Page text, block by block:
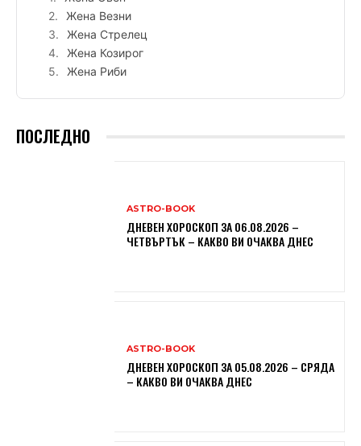
Жена Везни
Жена Стрелец
Жена Козирог
Жена Риби
ПОСЛЕДНО
ASTRO-BOOK
ДНЕВЕН ХОРОСКОП ЗА 06.08.2026 –
ЧЕТВЪРТЪК – КАКВО ВИ ОЧАКВА ДНЕС
ASTRO-BOOK
ДНЕВЕН ХОРОСКОП ЗА 05.08.2026 – СРЯДА
– КАКВО ВИ ОЧАКВА ДНЕС